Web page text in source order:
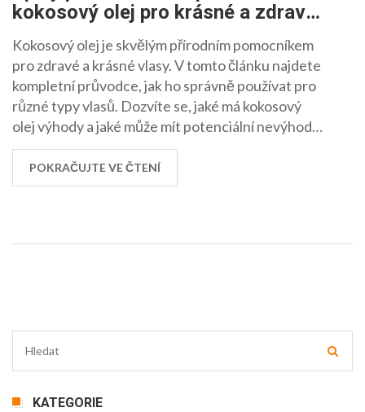
kokosový olej pro krásné a zdravé
Kokosový olej je skvělým přírodním pomocníkem
pro zdravé a krásné vlasy. V tomto článku najdete
kompletní průvodce, jak ho správně používat pro
různé typy vlasů. Dozvíte se, jaké má kokosový
olej výhody a jaké může mít potenciální nevýhody.
Nabídneme vám i tipy a recepty na domácí masky.
Zjistěte, jak tento přírodní zázrak může proměnit
vaše vlasy a dodat jim zářivý lesk a vitalitu.
POKRAČUJTE VE ČTENÍ
KATEGORIE